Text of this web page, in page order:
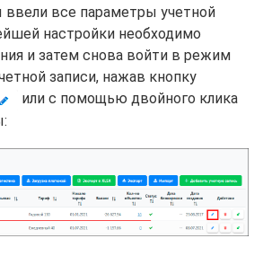
ввели все параметры учетной
настройки необходимо
и затем снова войти в режим
записи, нажав кнопку
или с помощью двойного клика